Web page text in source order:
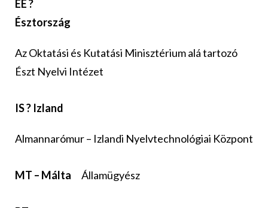
EE ?
Észtország
Az Oktatási és Kutatási Minisztérium alá tartozó
Észt Nyelvi Intézet
IS ? Izland
Almannarómur – Izlandi Nyelvtechnológiai Központ
MT – Málta Államügyész